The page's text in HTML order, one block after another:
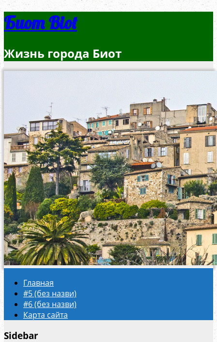
Биот Biot
Жизнь города Биот
Главная
#5 (без назви)
#6 (без назви)
Карта сайта
Sidebar